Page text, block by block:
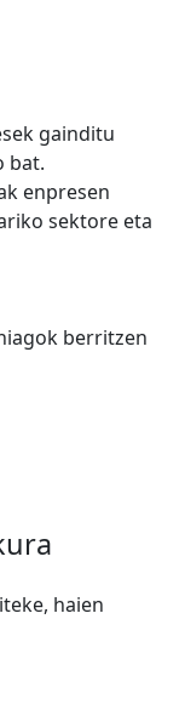
gainditu
bat.
enpresen
sektore eta
berritzen
haien